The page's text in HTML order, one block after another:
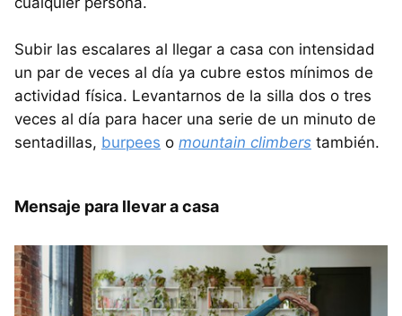
Subir las escalares al llegar a casa con intensidad
un par de veces al día ya cubre estos mínimos de
actividad física. Levantarnos de la silla dos o tres
veces al día para hacer una serie de un minuto de
sentadillas, burpees o mountain climbers también.
Mensaje para llevar a casa